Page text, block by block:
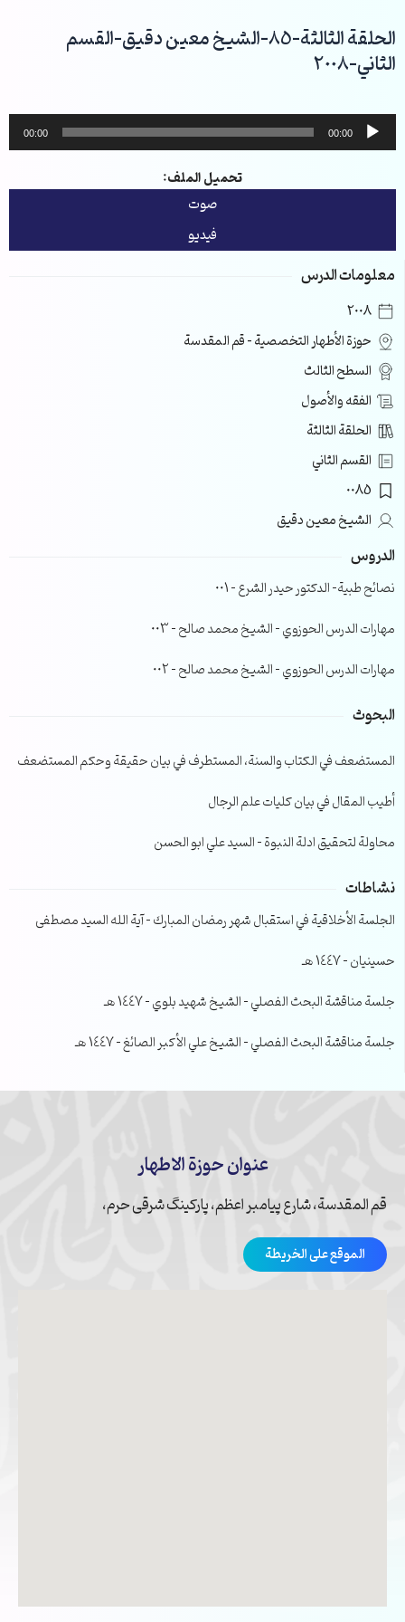
إلى
المحتوى
الحلقة الثالثة-85-الشيخ معين دقيق-القسم
الثاني-2008
مشغل
الصوت
00:00
00:00
تحميل الملف:
صوت
فيديو
معلومات الدرس
2008
حوزة الأطهار التخصصية – قم المقدسة
السطح الثالث
الفقه والأصول
الحلقة الثالثة
القسم الثاني
0085
الشيخ معين دقيق
الدروس
نصائح طبية- الدكتور حيدر الشرع – 001
مهارات الدرس الحوزوي – الشيخ محمد صالح – 003
مهارات الدرس الحوزوي – الشيخ محمد صالح – 002
البحوث
المستضعف في الكتاب والسنة، المستطرف في بيان حقيقة وحكم المستضعف
أطيب المقال في بيان كليات علم الرجال
محاولة لتحقيق ادلة النبوة – السيد علي ابو الحسن
نشاطات
الجلسة الأخلاقية في استقبال شهر رمضان المبارك – آية الله السيد مصطفى
حسينيان – 1447 هـ
جلسة مناقشة البحث الفصلي – الشيخ شهيد بلوي – 1447 هـ
جلسة مناقشة البحث الفصلي – الشيخ علي الأكبر الصائغ – 1447 هـ
عنوان حوزة الاطهار
قم المقدسة، شارع پیامبر اعظم، پارکینگ شرقی حرم،
الموقع على الخريطة